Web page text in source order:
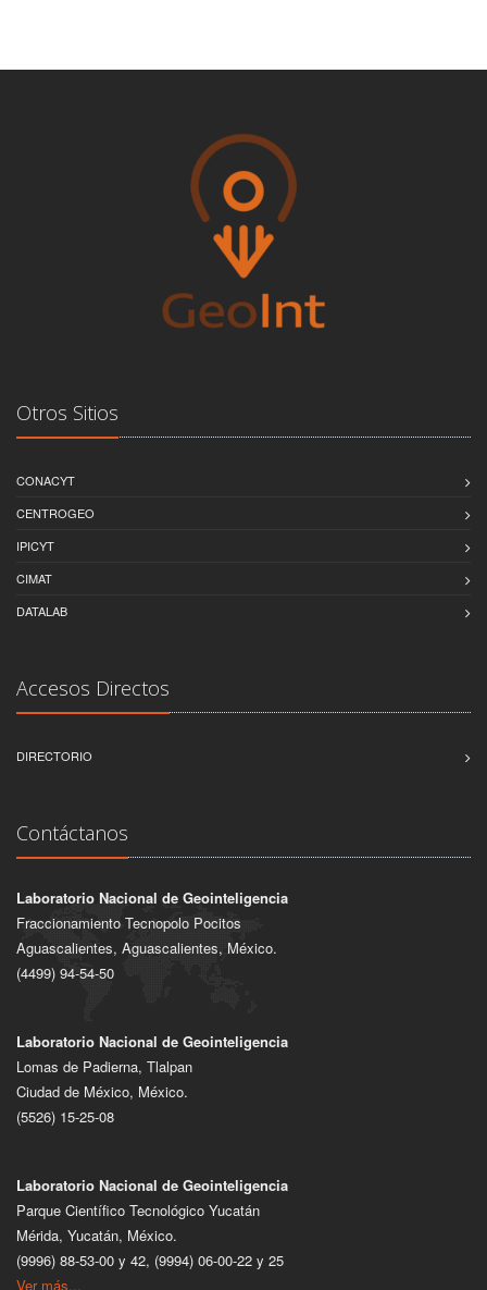
Otros Sitios
CONACYT
CENTROGEO
IPICYT
CIMAT
DATALAB
Accesos Directos
DIRECTORIO
Contáctanos
Laboratorio Nacional de Geointeligencia
Fraccionamiento Tecnopolo Pocitos
Aguascalientes, Aguascalientes, México.
(4499) 94-54-50
Laboratorio Nacional de Geointeligencia
Lomas de Padierna, Tlalpan
Ciudad de México, México.
(5526) 15-25-08
Laboratorio Nacional de Geointeligencia
Parque Científico Tecnológico Yucatán
Mérida, Yucatán, México.
(9996) 88-53-00 y 42, (9994) 06-00-22 y 25
Ver más...